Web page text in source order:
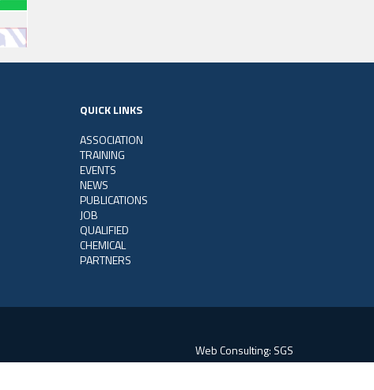
QUICK LINKS
ASSOCIATION
TRAINING
EVENTS
NEWS
PUBLICATIONS
JOB
QUALIFIED
CHEMICAL
PARTNERS
Web Consulting: SGS